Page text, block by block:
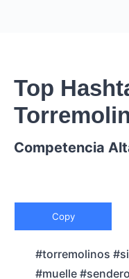
Top
Competencia
Copy
#torremolinos
#muelle